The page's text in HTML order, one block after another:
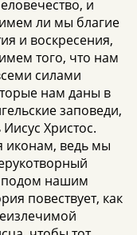
и
ли мы благие
и воскресения,
того, что нам
силами
нам даны в
заповеди,
Христос.
иконам, ведь мы
нашим
повествует, как